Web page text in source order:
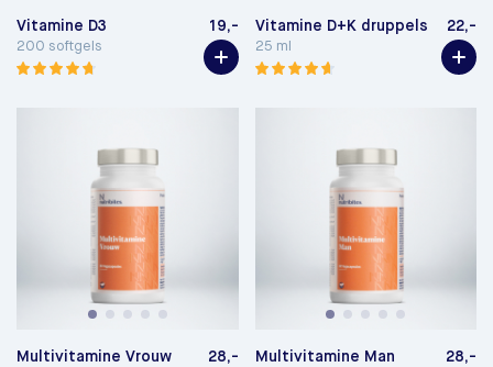
Vitamine D3 19,-
200 softgels
Vitamine D+K druppels 22,-
25 ml
Multivitamine Vrouw 28,- Multivitamine Man 28,-